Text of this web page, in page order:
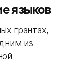
языков
грантах,
из